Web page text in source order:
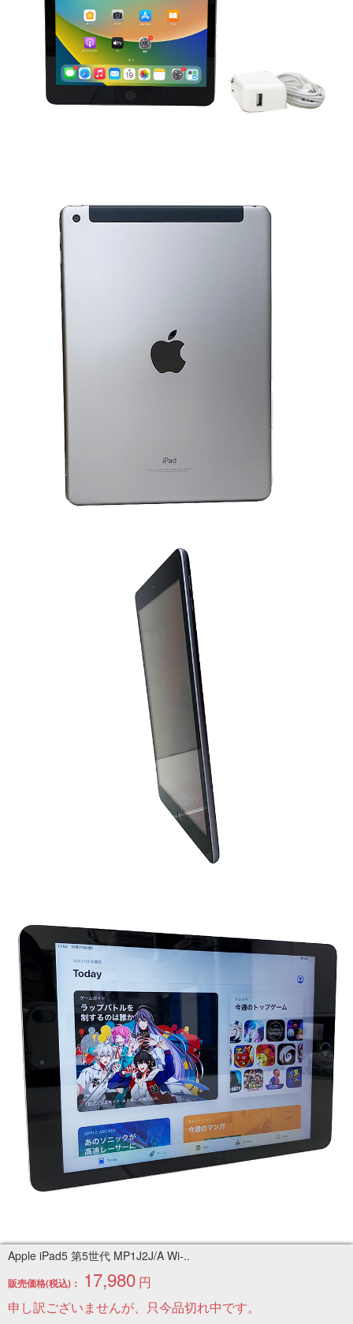
Apple iPad5 第5世代 MP1J2J/A Wi-..
販売価格(税込)： 17,980 円
申し訳ございませんが、只今品切れ中です。